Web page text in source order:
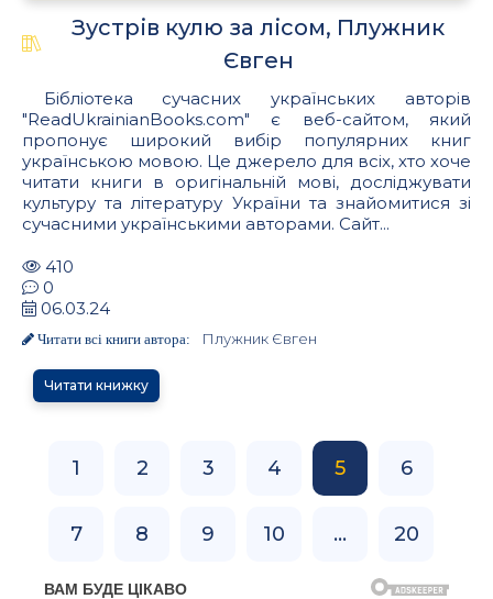
Зустрів кулю за лісом, Плужник
Євген
Бібліотека сучасних українських авторів
"ReadUkrainianBooks.com" є веб-сайтом, який
пропонує широкий вибір популярних книг
українською мовою. Це джерело для всіх, хто хоче
читати книги в оригінальній мові, досліджувати
культуру та літературу України та знайомитися зі
сучасними українськими авторами. Сайт...
410
0
06.03.24
Читати всі книги автора: Плужник Євген
Читати книжку
1 2 3 4 5 6
7 8 9 10 ... 20